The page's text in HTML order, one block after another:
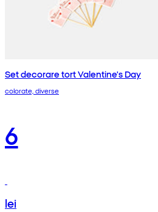
Set decorare tort Valentine's Day
colorate, diverse
6
lei